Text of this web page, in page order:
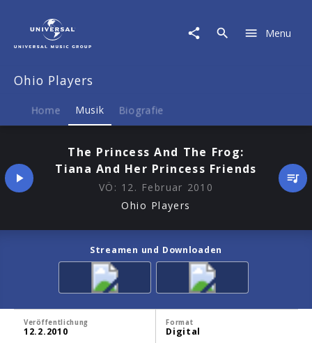
Musik
The
The
And
Her
Menu
Ohio Players
Home Musik Biografie
The Princess And The Frog:
Tiana And Her Princess Friends
VÖ: 12. Februar 2010
Ohio Players
Streamen und Downloaden
Veröffentlichung
12.2.2010
Format
Digital